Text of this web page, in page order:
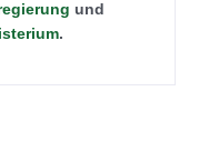
und
.